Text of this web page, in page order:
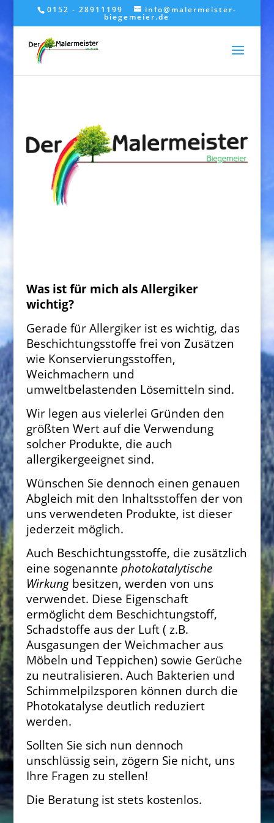
0152 - 28911199 info@malermeister-
biegemeier.de
Was ist für mich als Allergiker
wichtig?
Gerade für Allergiker ist es wichtig, das
Beschichtungsstoffe frei von Zusätzen
wie Konservierungsstoffen,
Weichmachern und
umweltbelastenden Lösemitteln sind.
Wir legen aus vielerlei Gründen den
größten Wert auf die Verwendung
solcher Produkte, die auch
allergikergeeignet sind.
Wünschen Sie dennoch einen genauen
Abgleich mit den Inhaltsstoffen der von
uns verwendeten Produkte, ist dieser
jederzeit möglich.
Auch Beschichtungsstoffe, die zusätzlich
eine sogenannte photokatalytische
Wirkungbesitzen, werden von uns
verwendet. Diese Eigenschaft
ermöglicht dem Beschichtungstoff,
Schadstoffe aus der Luft ( z.B.
Ausgasungen der Weichmacher aus
Möbeln und Teppichen) sowie Gerüche
zu neutralisieren. Auch Bakterien und
Schimmelpilzsporen können durch die
Photokatalyse deutlich reduziert
werden.
Sollten Sie sich nun dennoch
unschlüssig sein, zögern Sie nicht, uns
Ihre Fragen zu stellen!
Die Beratung ist stets kostenlos.